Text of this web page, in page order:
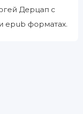
Дерцап с
epub форматах.